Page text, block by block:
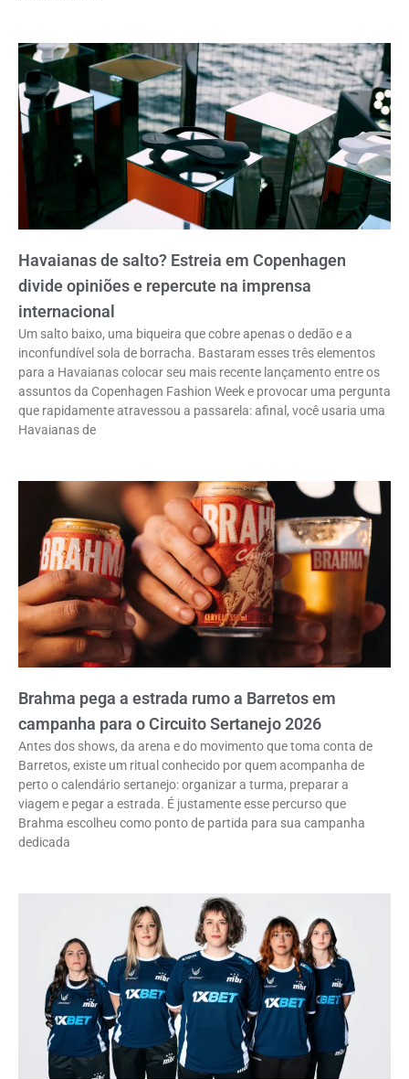
Havaianas de salto? Estreia em Copenhagen
divide opiniões e repercute na imprensa
internacional
Um salto baixo, uma biqueira que cobre apenas o dedão e a
inconfundível sola de borracha. Bastaram esses três elementos
para a Havaianas colocar seu mais recente lançamento entre os
assuntos da Copenhagen Fashion Week e provocar uma pergunta
que rapidamente atravessou a passarela: afinal, você usaria uma
Havaianas de
Brahma pega a estrada rumo a Barretos em
campanha para o Circuito Sertanejo 2026
Antes dos shows, da arena e do movimento que toma conta de
Barretos, existe um ritual conhecido por quem acompanha de
perto o calendário sertanejo: organizar a turma, preparar a
viagem e pegar a estrada. É justamente esse percurso que
Brahma escolheu como ponto de partida para sua campanha
dedicada